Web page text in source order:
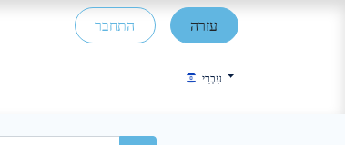
התחבר עזרה
עִבְרִי